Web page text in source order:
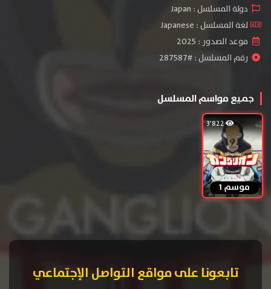
دولة المسلسل : Japan
لغة المسلسل : Japanese
موعد الصدور : 2025
رقم المسلسل : #287587
جميع مواسم المسلسل
3٬822
موسم 1
تابعونا على مواقع التواصل الإجتماعي